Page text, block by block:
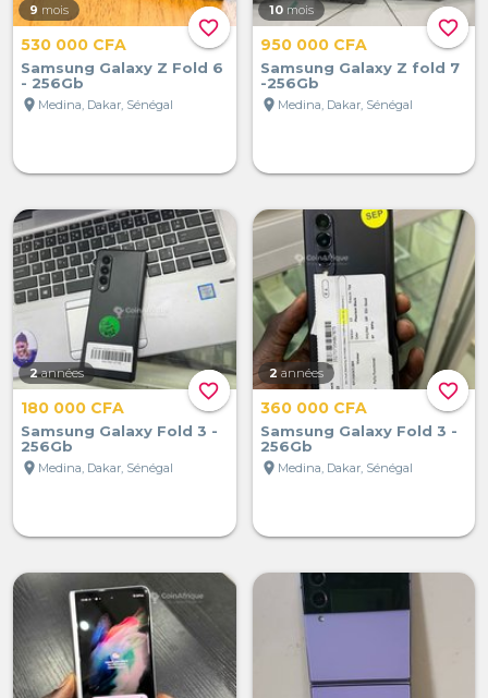
favorite_border
9 mois
530 000 CFA
Samsung Galaxy Z Fold 6
- 256Gb
location_on Medina, Dakar, Sénégal
favorite_border
10 mois
950 000 CFA
Samsung Galaxy Z fold 7
-256Gb
location_on Medina, Dakar, Sénégal
favorite_border
2 années
180 000 CFA
Samsung Galaxy Fold 3 -
256Gb
location_on Medina, Dakar, Sénégal
favorite_border
2 années
360 000 CFA
Samsung Galaxy Fold 3 -
256Gb
location_on Medina, Dakar, Sénégal